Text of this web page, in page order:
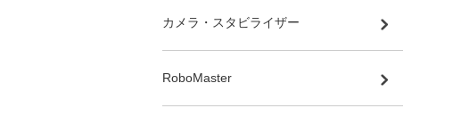
カメラ・スタビライザー
RoboMaster